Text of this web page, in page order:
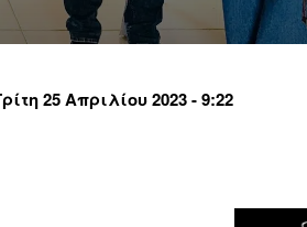
25 Απριλίου 2023 - 9:22